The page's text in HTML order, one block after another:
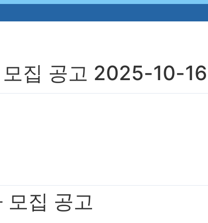
모집 공고 2025-10-
모집 공고